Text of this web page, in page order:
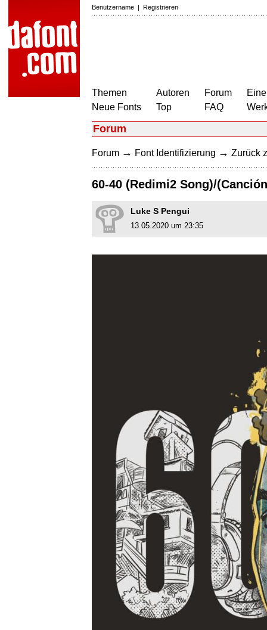
Benutzername | Registrieren
Themen
Neue Fonts
Autoren
Top
Forum
FAQ
Forum
Forum → Font Identifizierung → Zurück
60-40 (Redimi2 Song)/
Luke S Pengui
13.05.2020 um 23:35